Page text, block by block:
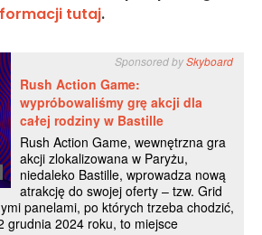
tutaj.